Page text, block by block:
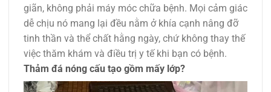
giãn, không phải máy móc chữa bệnh. Mọi cảm giác
dễ chịu nó mang lại đều nằm ở khía cạnh nâng đỡ
tinh thần và thể chất hằng ngày, chứ không thay thế
việc thăm khám và điều trị y tế khi bạn có bệnh.
Thảm đá nóng cấu tạo gồm mấy lớp?